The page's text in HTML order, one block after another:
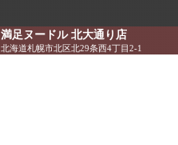
満足ヌードル 北大通り店
北海道札幌市北区北29条西4丁目2-1